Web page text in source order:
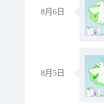
8月6日
8月5日